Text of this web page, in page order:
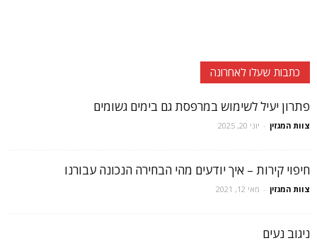
כתבות שעלו לאחרונה
פתרון יעיל לשימוש במרפסת גם בימים גשומים
צוות המגזין - יוני 20, 2025
חיפוי קירות – איך יודעים מהי הבחירה הנכונה עבורנו
צוות המגזין - מאי 12, 2021
ניגוב נעים